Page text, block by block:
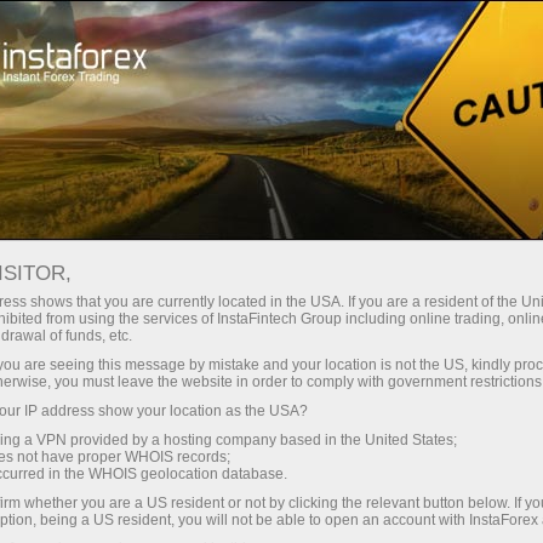
Трейдерам Форекс огляди Торговый план
20.05.2026: Аналітичні огляди
Форекс: Видеообзор рынка,
торговые рекомендации, ответы на
вопросы
рахунок
shows that you are currently located in the USA. If you are a resident of the
from using the services of InstaFintech Group including online trading,
of funds, etc.
are seeing this message by mistake and your location is not the US, kindly
you must leave the website in order to comply with government
IP address show your location as the USA?
a VPN provided by a hosting company based in the United States;
not have proper WHOIS records;
in the WHOIS geolocation database.
whether you are a US resident or not by clicking the relevant button below. If
being a US resident, you will not be able to open an account with InstaForex